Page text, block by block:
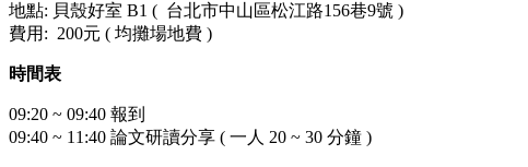
地點: 貝殼好室 B1 ( 台北市中山區松江路156巷9號 )
費用: 200元 ( 均攤場地費 )
時間表
09:20 ~ 09:40 報到
09:40 ~ 11:40 論文研讀分享 ( 一人 20 ~ 30 分鐘 )